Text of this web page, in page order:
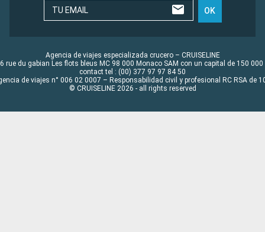
TU EMAIL OK
Agencia de viajes especializada crucero – CRUISELINE
rue du gabian Les flots bleus MC 98 000 Monaco SAM con un capital de 150 000
contact tel : (00) 377 97 97 84 50
de viajes n° 006 02 0007 – Responsabilidad civil y profesional RC RSA de
© CRUISELINE 2026 - all rights reserved